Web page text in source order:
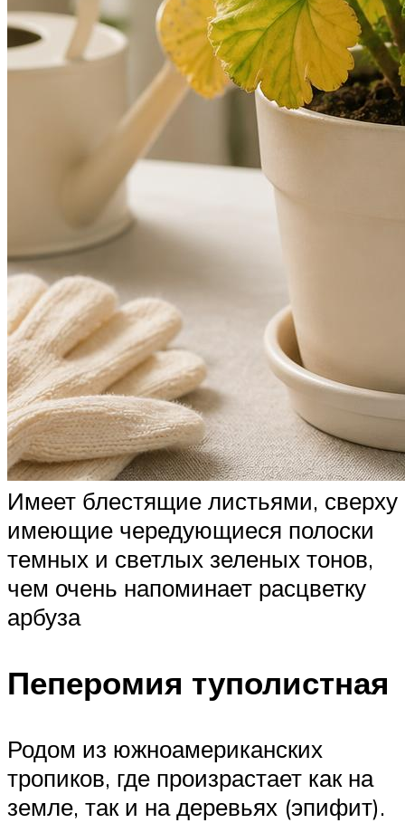
Имеет блестящие листьями, сверху
имеющие чередующиеся полоски
темных и светлых зеленых тонов,
чем очень напоминает расцветку
арбуза
Пеперомия туполистная
Родом из южноамериканских
тропиков, где произрастает как на
земле, так и на деревьях (эпифит).